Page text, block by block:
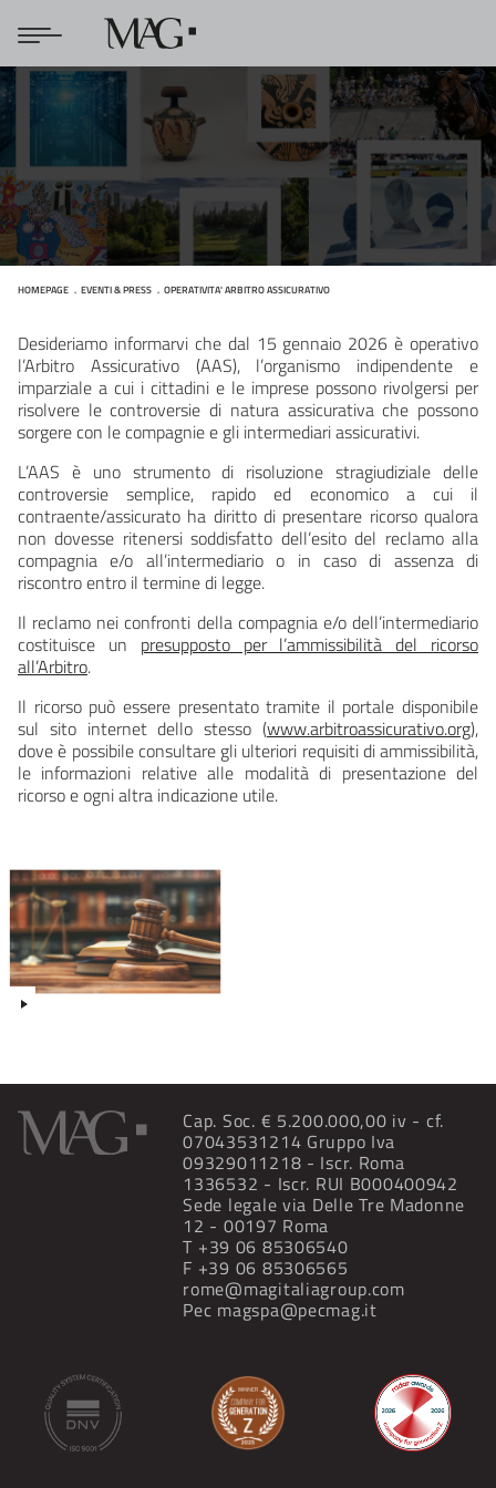
HOMEPAGE EVENTI & PRESS OPERATIVITA' ARBITRO ASSICURATIVO
OPERATIVITA' ARBITRO ASSICURATIVO
Desideriamo informarvi che dal 15 gennaio 2026 è operativo
l’Arbitro Assicurativo (AAS), l’organismo indipendente e
imparziale a cui i cittadini e le imprese possono rivolgersi per
risolvere le controversie di natura assicurativa che possono
sorgere con le compagnie e gli intermediari assicurativi.
L’AAS è uno strumento di risoluzione stragiudiziale delle
controversie semplice, rapido ed economico a cui il
contraente/assicurato ha diritto di presentare ricorso qualora
non dovesse ritenersi soddisfatto dell’esito del reclamo alla
compagnia e/o all’intermediario o in caso di assenza di
riscontro entro il termine di legge.
Il reclamo nei confronti della compagnia e/o dell’intermediario
costituisce un presupposto per l’ammissibilità del ricorso
all’Arbitro.
Il ricorso può essere presentato tramite il portale disponibile
sul sito internet dello stesso (www.arbitroassicurativo.org),
dove è possibile consultare gli ulteriori requisiti di ammissibilità,
le informazioni relative alle modalità di presentazione del
ricorso e ogni altra indicazione utile.
Cap. Soc. € 5.200.000,00 iv - cf.
07043531214 Gruppo Iva
09329011218 - Iscr. Roma
1336532 - Iscr. RUI B000400942
Sede legale via Delle Tre Madonne
12 - 00197 Roma
T +39 06 85306540
F +39 06 85306565
rome@magitaliagroup.com
Pec magspa@pecmag.it